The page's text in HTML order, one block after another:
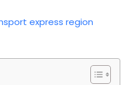
express region